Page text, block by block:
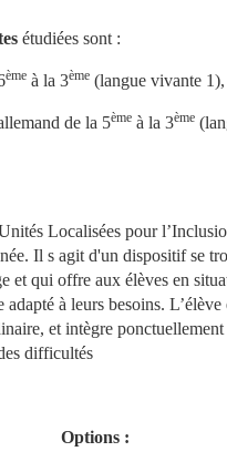
étudiées sont :
ème à la 3ème (langue vivante 1),
de la 5ème à la 3ème
Localisées pour
Il s agit d'un dispositif se
et qui offre aux élèves en
à leurs besoins. L’élève
et intègre
difficultés
Options :